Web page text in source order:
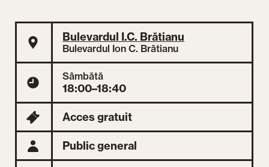
Bulevardul I.C. Brătianu
Bulevardul Ion C. Brătianu
Sâmbătă
18:00–18:40
Acces gratuit
Public general